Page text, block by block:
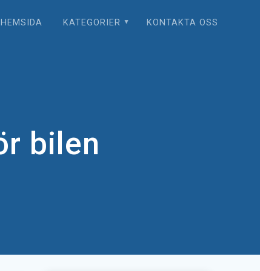
HEMSIDA KATEGORIER KONTAKTA OSS
bilen